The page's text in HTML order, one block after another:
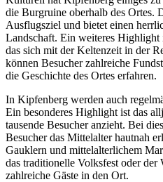
die Burgruine oberhalb des Ortes.
Ausflugsziel und bietet einen
Landschaft. Ein weiteres Highlight
das sich mit der Keltenzeit in der
können Besucher zahlreiche
die Geschichte des Ortes erfahren.
In Kipfenberg werden auch
Ein besonderes Highlight ist das
tausende Besucher anzieht. Bei
Besucher das Mittelalter hautnah
Gauklern und mittelalterlichem
das traditionelle Volksfest oder der
zahlreiche Gäste in den Ort.